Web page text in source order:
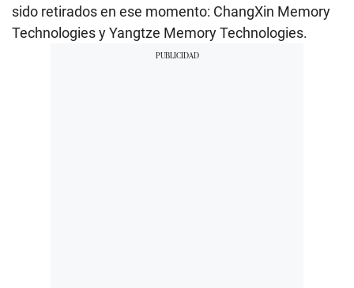
sido retirados en ese momento: ChangXin Memory
Technologies y Yangtze Memory Technologies.